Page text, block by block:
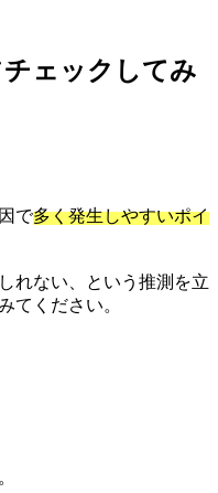
ェックしてみ
で多く発生しやすいポイ
れない、という推測を立
てください。